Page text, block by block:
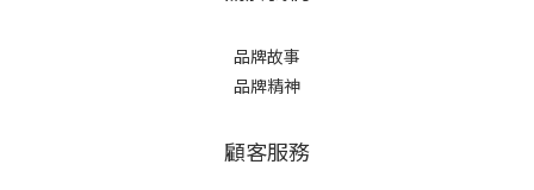
品牌故事
品牌精神
顧客服務